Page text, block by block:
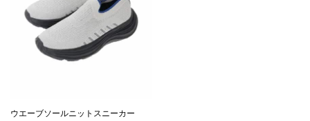
ウエーブソールニットスニーカー